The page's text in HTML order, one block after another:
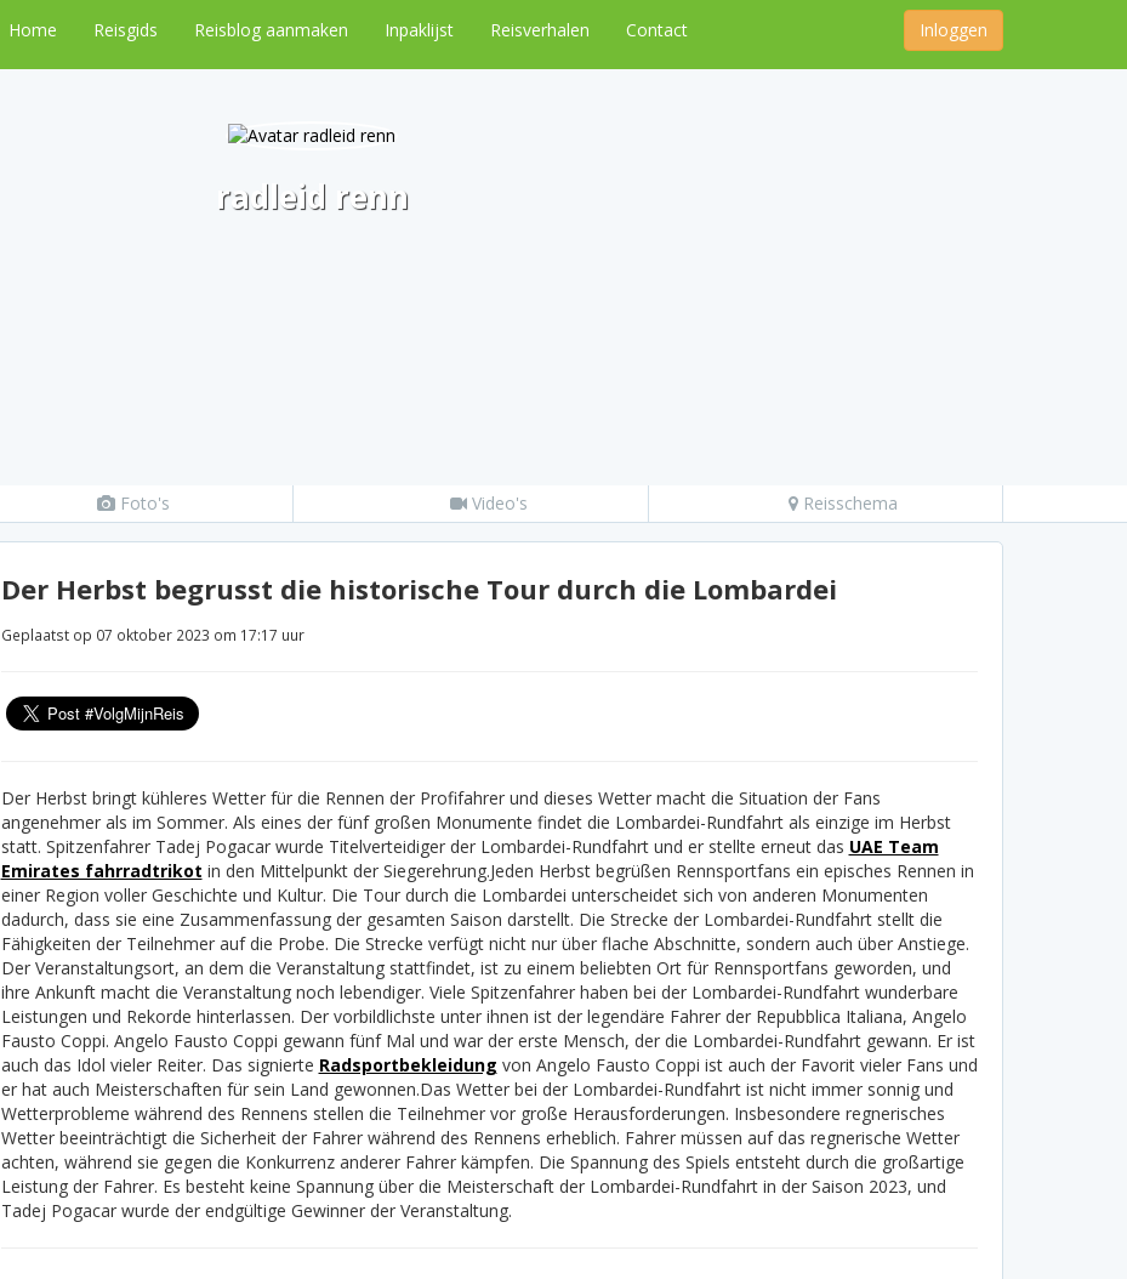
Home Reisgids Reisblog aanmaken Inpaklijst Reisverhalen Contact Inloggen
radleid renn
Foto's Video's Reisschema
Der Herbst begrusst die historische Tour durch die Lombardei
Geplaatst op 07 oktober 2023 om 17:17 uur
Der Herbst bringt kühleres Wetter für die Rennen der Profifahrer und dieses Wetter macht die Situation der Fans
angenehmer als im Sommer. Als eines der fünf großen Monumente findet die Lombardei-Rundfahrt als einzige im Herbst
statt. Spitzenfahrer Tadej Pogacar wurde Titelverteidiger der Lombardei-Rundfahrt und er stellte erneut das UAE Team
Emirates fahrradtrikot in den Mittelpunkt der Siegerehrung.Jeden Herbst begrüßen Rennsportfans ein episches Rennen in
einer Region voller Geschichte und Kultur. Die Tour durch die Lombardei unterscheidet sich von anderen Monumenten
dadurch, dass sie eine Zusammenfassung der gesamten Saison darstellt. Die Strecke der Lombardei-Rundfahrt stellt die
Fähigkeiten der Teilnehmer auf die Probe. Die Strecke verfügt nicht nur über flache Abschnitte, sondern auch über Anstiege.
Der Veranstaltungsort, an dem die Veranstaltung stattfindet, ist zu einem beliebten Ort für Rennsportfans geworden, und
ihre Ankunft macht die Veranstaltung noch lebendiger. Viele Spitzenfahrer haben bei der Lombardei-Rundfahrt wunderbare
Leistungen und Rekorde hinterlassen. Der vorbildlichste unter ihnen ist der legendäre Fahrer der Repubblica Italiana, Angelo
Fausto Coppi. Angelo Fausto Coppi gewann fünf Mal und war der erste Mensch, der die Lombardei-Rundfahrt gewann. Er ist
auch das Idol vieler Reiter. Das signierte Radsportbekleidung von Angelo Fausto Coppi ist auch der Favorit vieler Fans und
er hat auch Meisterschaften für sein Land gewonnen.Das Wetter bei der Lombardei-Rundfahrt ist nicht immer sonnig und
Wetterprobleme während des Rennens stellen die Teilnehmer vor große Herausforderungen. Insbesondere regnerisches
Wetter beeinträchtigt die Sicherheit der Fahrer während des Rennens erheblich. Fahrer müssen auf das regnerische Wetter
achten, während sie gegen die Konkurrenz anderer Fahrer kämpfen. Die Spannung des Spiels entsteht durch die großartige
Leistung der Fahrer. Es besteht keine Spannung über die Meisterschaft der Lombardei-Rundfahrt in der Saison 2023, und
Tadej Pogacar wurde der endgültige Gewinner der Veranstaltung.